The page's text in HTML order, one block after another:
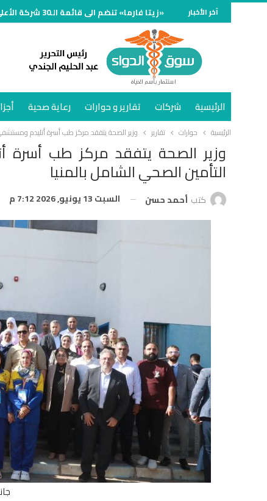
آخر الأخبار «زيتا فارما» تنضم الى قائمة الـ30 شركة الأعلى مبيعًا في سوق الدواء المصري خلال النصف الأول وتنمو 70%
الرئيسية شركات تقارير و حوارات رعاية صحية
الرئيسية حوارات تقارير وزير الصحة يتفقد مركز طب أسرة أتليدم
وزير الصحة يتفقد مركز طب
التأمين الصحي الشامل بالمنيا
كتب أحمد حسن السبت 13 يونيو, 2026 7:12 م